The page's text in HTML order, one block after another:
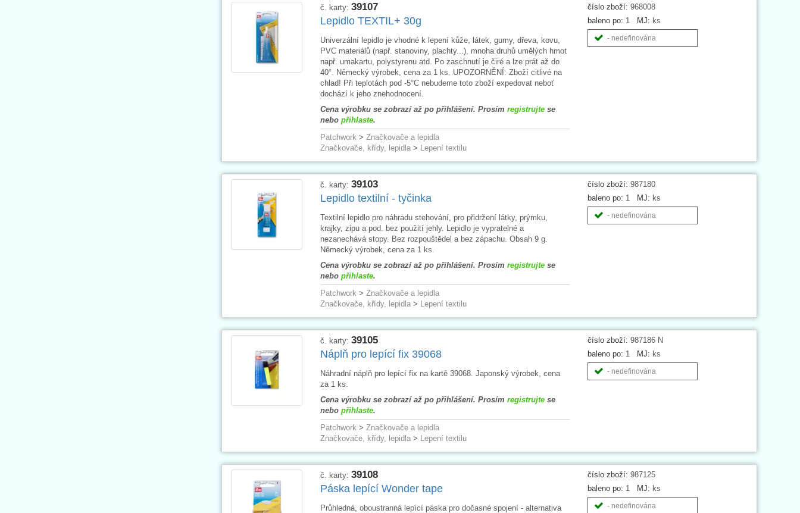
číslo zboží: 968008
baleno po: 1 MJ: ks
- nedefinována
č. karty: 39107
Lepidlo TEXTIL+ 30g
Univerzální lepidlo je vhodné k lepení kůže, látek, gumy, dřeva, kovu,
PVC materiálů (např. stanoviny, plachty...), mnoha druhů umělých hmot
např. umakartu, polystyrenu atd. Po zaschnutí je čiré a lze prát až do
40°. Německý výrobek, cena za 1 ks. UPOZORNĚNÍ: Zboží citlivé na
chlad! Při teplotách pod -5°C nebudeme toto zboží expedovat neboť
dochází k jeho znehodnocení.
Cena výrobku se zobrazí až po přihlášení. Prosím registrujtese
nebo přihlaste.
Patchwork > Značkovače a lepidla
Značkovače, křídy, lepidla> Lepení textilu
číslo zboží: 987180
baleno po: 1 MJ: ks
- nedefinována
č. karty: 39103
Lepidlo textilní - tyčinka
Textilní lepidlo pro náhradu stehování, pro přidržení látky, prýmku,
krajky, zipu a pod. bez použití jehly. Lepidlo je vypratelné a
nezanechává stopy. Bez rozpouštědel a bez zápachu. Obsah 9 g.
Německý výrobek, cena za 1 ks.
Cena výrobku se zobrazí až po přihlášení. Prosím registrujtese
nebo přihlaste.
Patchwork > Značkovače a lepidla
Značkovače, křídy, lepidla> Lepení textilu
číslo zboží: 987186 N
baleno po: 1 MJ: ks
- nedefinována
č. karty: 39105
Náplň pro lepící fix 39068
Náhradní náplň pro lepící fix na kartě 39068. Japonský výrobek, cena
za 1 ks.
Cena výrobku se zobrazí až po přihlášení. Prosím registrujtese
nebo přihlaste.
Patchwork > Značkovače a lepidla
Značkovače, křídy, lepidla> Lepení textilu
číslo zboží: 987125
baleno po: 1 MJ: ks
- nedefinována
č. karty: 39108
Páska lepící Wonder tape
Průhledná, oboustranná lepící páska pro dočasné spojení - alternativa